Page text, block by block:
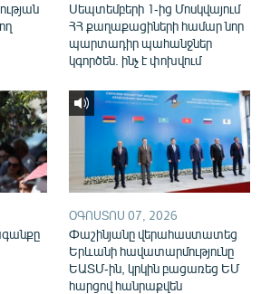
Սեպտեմբերի 1-ից Մոսկվայում
ՀՀ քաղաքացիների համար նոր
պարտադիր պահանջներ
կգործեն. ինչ է փոխվում
ՕԳՈՍՏՈՍ 07, 2026
Փաշինյանը վերահաստատեց
Երևանի հավատարմությունը
ԵԱՏՄ-ին, կրկին բացառեց ԵՄ
հարցով հանրաքվեն